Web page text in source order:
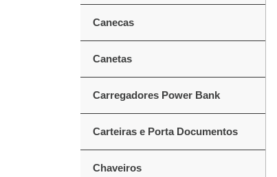
Canecas
Canetas
Carregadores Power Bank
Carteiras e Porta Documentos
Chaveiros